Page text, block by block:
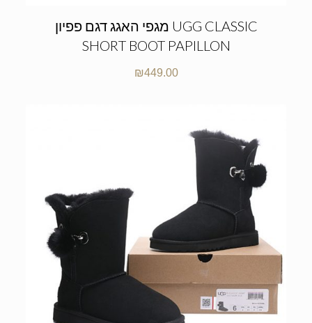
מגפי האגג דגם פפיון UGG CLASSIC
SHORT BOOT PAPILLON
₪449.00